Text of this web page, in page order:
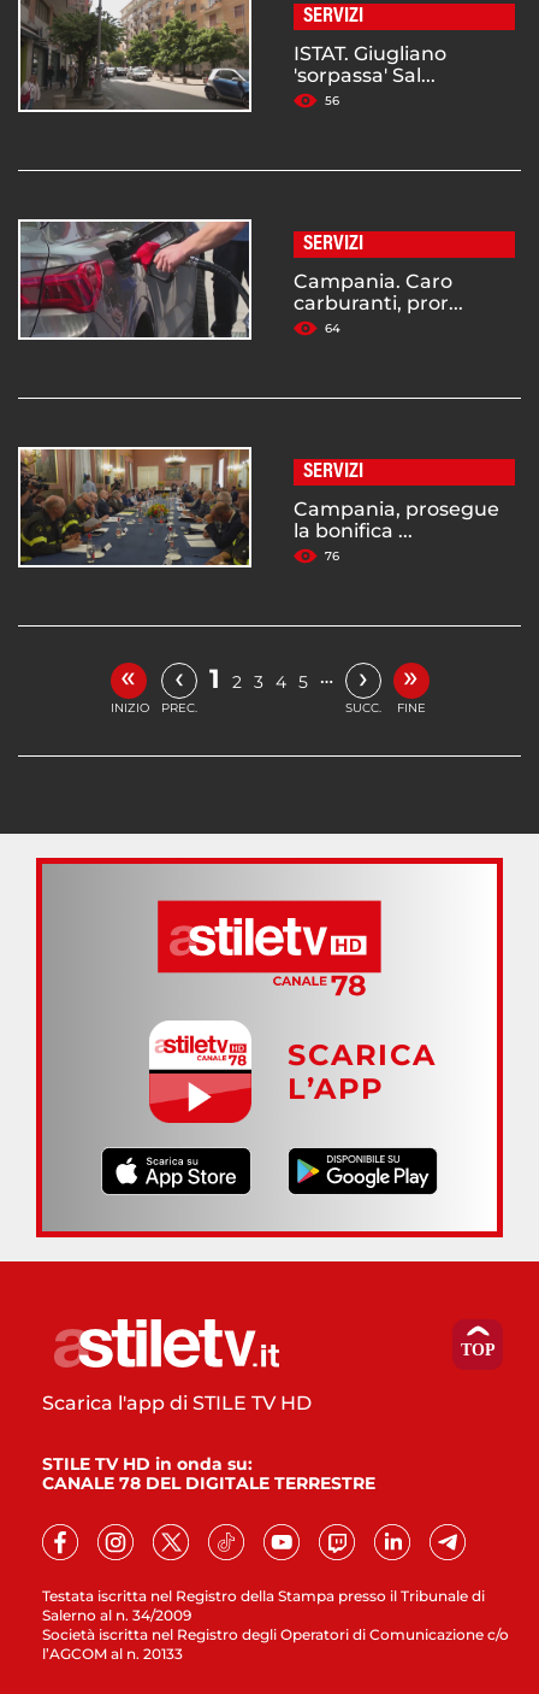
SERVIZI
ISTAT. Giugliano
'sorpassa' Sal...
56
SERVIZI
Campania. Caro
carburanti, pror...
64
SERVIZI
Campania, prosegue
la bonifica ...
76
«
INIZIO
‹
PREC.
1 2 3 4 5 … ›
SUCC.
»
FINE
SCARICA
L’APP
Testata iscritta nel Registro della Stampa presso il Tribunale di
Salerno al n. 34/2009
Società iscritta nel Registro degli Operatori di Comunicazione c/o
l’AGCOM al n. 20133
Scarica l'app di STILE TV HD
STILE TV HD in onda su:
CANALE 78 DEL DIGITALE TERRESTRE